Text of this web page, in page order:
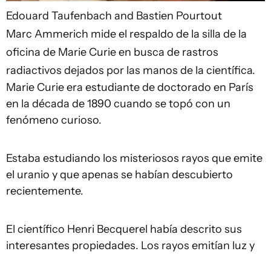
Edouard Taufenbach and Bastien Pourtout
Marc Ammerich mide el respaldo de la silla de la
oficina de Marie Curie en busca de rastros
radiactivos dejados por las manos de la científica.
Marie Curie era estudiante de doctorado en París
en la década de 1890 cuando se topó con un
fenómeno curioso.
Estaba estudiando los misteriosos rayos que emite
el uranio y que apenas se habían descubierto
recientemente.
El científico Henri Becquerel había descrito sus
interesantes propiedades. Los rayos emitían luz y